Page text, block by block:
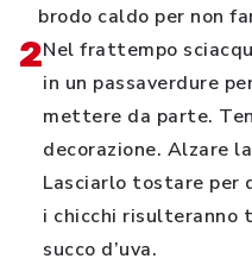
brodo caldo per non
2Nel frattempo
in un passaverdure
mettere da parte.
decorazione. Alzare
Lasciarlo tostare per
i chicchi risulteranno
succo d’uva.